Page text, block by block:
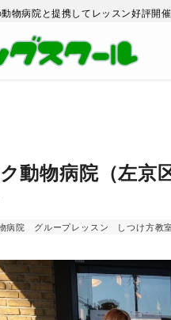
物病院と提携してレッスン好評開催
動物病院（左
病院 グループレッスン しつけ方教